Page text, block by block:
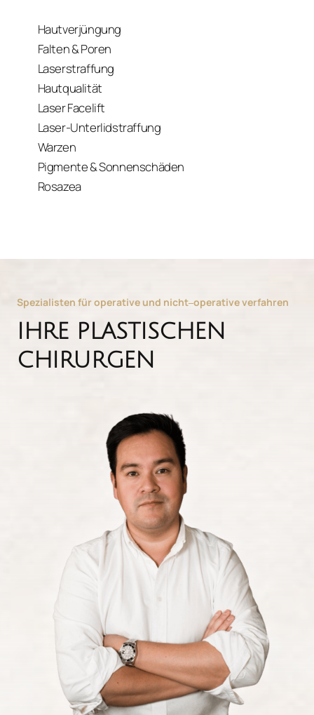
Hautverjüngung
Falten & Poren
Laserstraffung
Hautqualität
Laser Facelift
Laser-Unterlidstraffung
Warzen
Pigmente & Sonnenschäden
Rosazea
Spezialisten für operative und nicht‒operative verfahren
IHRE PLASTISCHEN
CHIRURGEN